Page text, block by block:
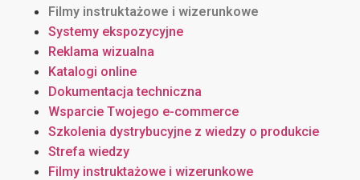
Filmy instruktażowe i wizerunkowe
Systemy ekspozycyjne
Reklama wizualna
Katalogi online
Dokumentacja techniczna
Wsparcie Twojego e-commerce
Szkolenia dystrybucyjne z wiedzy o produkcie
Strefa wiedzy
Filmy instruktażowe i wizerunkowe